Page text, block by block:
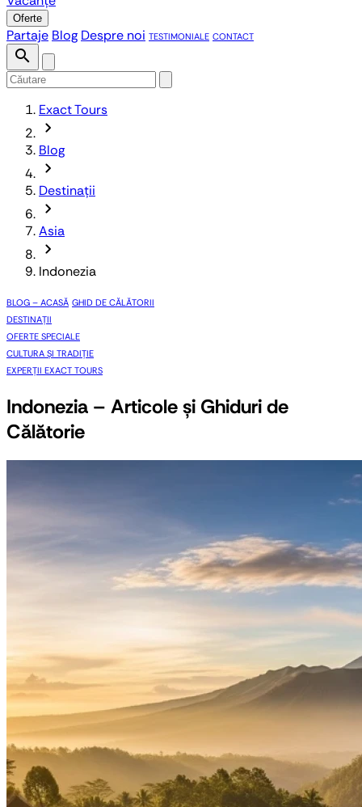
Oferte
Partaje Blog Despre noi TESTIMONIALE CONTACT
search
Exact Tours
chevron_forward
Blog
chevron_forward
Destinații
chevron_forward
Asia
chevron_forward
Indonezia
BLOG – ACASĂ GHID DE CĂLĂTORII
DESTINAȚII
OFERTE SPECIALE
CULTURA ȘI TRADIȚIE
EXPERȚII EXACT TOURS
Indonezia – Articole și Ghiduri de
Călătorie